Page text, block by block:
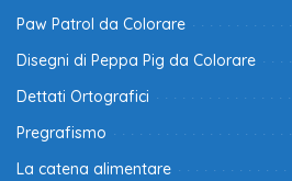
Paw Patrol da Colorare
Disegni di Peppa Pig da Colorare
Dettati Ortografici
Pregrafismo
La catena alimentare